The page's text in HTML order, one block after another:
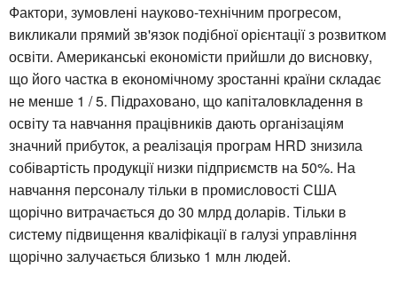
Фактори, зумовлені науково-технічним прогресом,
викликали прямий зв'язок подібної орієнтації з розвитком
освіти. Американські економісти прийшли до висновку,
що його частка в економічному зростанні країни складає
не менше 1 / 5. Підраховано, що капіталовкладення в
освіту та навчання працівників дають організаціям
значний прибуток, а реалізація програм HRD знизила
собівартість продукції низки підприємств на 50%. На
навчання персоналу тільки в промисловості США
щорічно витрачається до 30 млрд доларів. Тільки в
систему підвищення кваліфікації в галузі управління
щорічно залучається близько 1 млн людей.